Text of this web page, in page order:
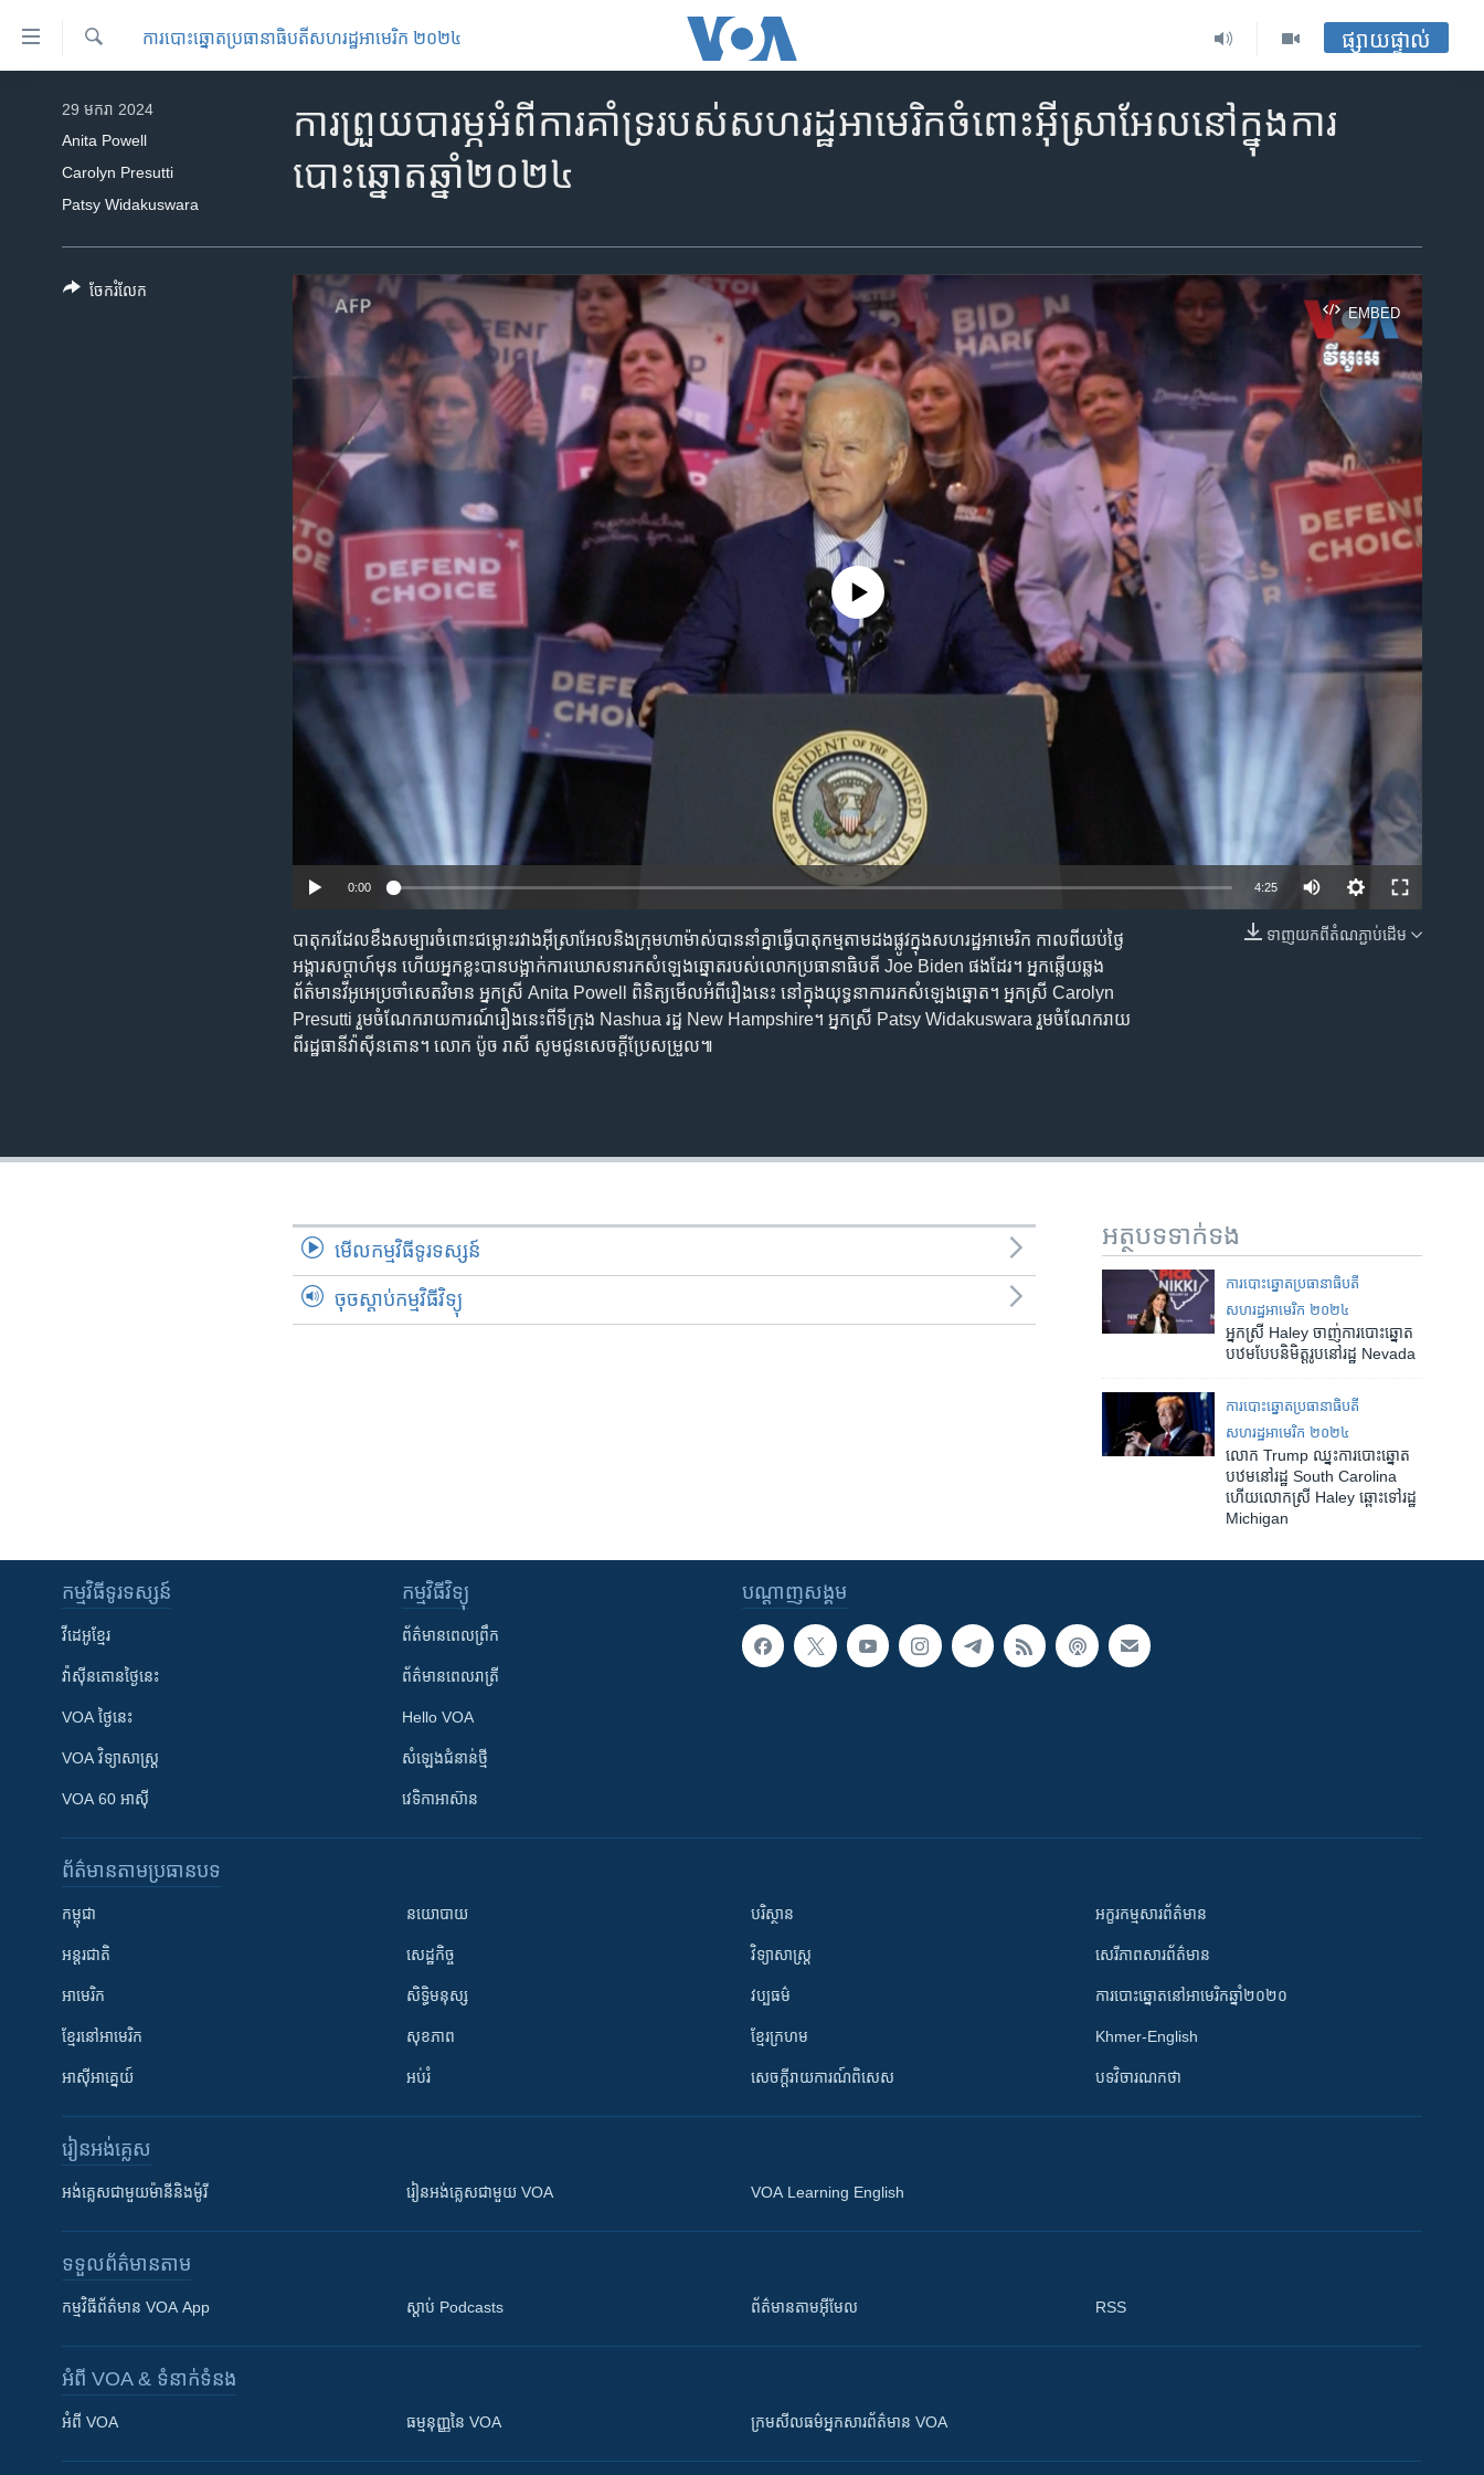
ទៅ​
ទាក់ទង
អន្តរជាតិ
អាមេរិក
កម្ពុជាច្នៃប្រតិដ្ឋ
រក
ការបោះឆ្នោតប្រធានាធិបតីសហរដ្ឋអាមេរិក ២០២៤ ផ្សាយផ្ទាល់
ការព្រួយបារម្ភអំពីការគាំទ្ររបស់សហរដ្ឋអាមេរិកចំពោះអ៊ីស្រាអែលនៅក្នុងការ
បោះឆ្នោតឆ្នាំ២០២៤
29 មករា 2024
Anita Powell
Carolyn Presutti
Patsy Widakuswara
EMBED
EMBED
No media source currently available
0:00 4:25
ទាញ​យក​ពី​តំណភ្ជាប់​ដើម
បាតុករដែលខឹងសម្បារចំពោះជម្លោះរវាងអ៊ីស្រាអែលនិងក្រុមហាម៉ាស់បាននាំគ្នាធ្វើបាតុកម្មតាមដងផ្លូវក្នុងសហរដ្ឋអាមេរិក កាលពីយប់ថ្ងៃ
អង្គារសប្តាហ៍មុន ហើយអ្នកខ្លះបានបង្អាក់ការឃោសនារកសំឡេងឆ្នោតរបស់លោកប្រធានាធិបតី Joe Biden ផងដែរ។ អ្នកឆ្លើយឆ្លង
ព័ត៌មានវីអូអេប្រចាំសេតវិមាន អ្នកស្រី Anita Powell ពិនិត្យមើលអំពីរឿងនេះ នៅក្នុងយុទ្ធនាការរកសំឡេងឆ្នោត។ អ្នកស្រី Carolyn
Presutti រួមចំណែករាយការណ៍រឿងនេះពីទីក្រុង Nashua រដ្ឋ New Hampshire។ អ្នកស្រី Patsy Widakuswara រួមចំណែករាយ
ពីរដ្ឋធានីវ៉ាស៊ីនតោន។ លោក ប៉ូច រាសី សូមជូនសេចក្តីប្រែសម្រួល៕
ចែករំលែក
អត្ថបទ​ទាក់ទង
ការបោះឆ្នោតប្រធានាធិបតី
សហរដ្ឋអាមេរិក ២០២៤
អ្នកស្រី Haley ចាញ់ការបោះឆ្នោត
បឋមបែបនិមិត្តរូបនៅរដ្ឋ Nevada
ការបោះឆ្នោតប្រធានាធិបតី
សហរដ្ឋអាមេរិក ២០២៤
លោក Trump ឈ្នះការបោះឆ្នោត​
បឋម​នៅរដ្ឋ South Carolina
ហើយលោកស្រី Haley ឆ្ពោះទៅរដ្ឋ
Michigan
មើល​កម្មវិធី​ទូរទស្សន៍
ចុចស្តាប់កម្មវិធីវិទ្យុ
បណ្តាញ​សង្គម
កម្មវិធី​ទូរទស្សន៍
វីដេអូ​ខ្មែរ
វ៉ាស៊ីនតោន​ថ្ងៃ​នេះ
VOA ថ្ងៃនេះ
VOA ​វិទ្យាសាស្ត្រ
VOA 60 អាស៊ី
កម្មវិធី​វិទ្យុ
ព័ត៌មាន​ពេល​ព្រឹក
ព័ត៌មាន​​ពេល​រាត្រី
Hello VOA
សំឡេង​ជំនាន់​ថ្មី
វេទិកា​អាស៊ាន
ព័ត៌មាន​តាមប្រធានបទ​
កម្ពុជា
អន្តរជាតិ
អាមេរិក
ខ្មែរ​នៅអាមេរិក
អាស៊ីអាគ្នេយ៍
នយោបាយ
សេដ្ឋកិច្ច
សិទ្ធិមនុស្ស
សុខភាព
អប់រំ
បរិស្ថាន
វិទ្យាសាស្រ្ត
វប្បធម៌
ខ្មែរក្រហម
សេចក្តីរាយការណ៍ពិសេស
អក្ខរកម្មសារព័ត៌មាន
សេរីភាពសារព័ត៌មាន
ការបោះឆ្នោតនៅអាមេរិកឆ្នាំ២០២០
Khmer-English
បទវិចារណកថា
រៀន​​អង់គ្លេស
អង់គ្លេស​ជាមួយ​ម៉ានី​និង​ម៉ូរី រៀន​​​​​​អង់គ្លេស​​ជាមួយ VOA VOA Learning English
ទទួល​ព័ត៌មាន​តាម
កម្មវិធី​ព័ត៌មាន VOA App ស្តាប់ Podcasts ព័ត៌មាន​តាម​អ៊ីមែល RSS
អំពី​ VOA & ទំនាក់ទំនង
អំពី​ VOA ធម្មនុញ្ញ​នៃ VOA ក្រម​​​សីលធម៌​​​អ្នក​​​សារព័ត៌មាន VOA